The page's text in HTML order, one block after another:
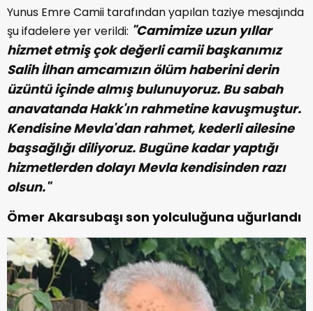
Yunus Emre Camii tarafından yapılan taziye mesajında
şu ifadelere yer verildi: "Camimize uzun yıllar
hizmet etmiş çok değerli camii başkanımız
Salih İlhan amcamızın ölüm haberini derin
üzüntü içinde almış bulunuyoruz. Bu sabah
anavatanda Hakk'ın rahmetine kavuşmuştur.
Kendisine Mevla'dan rahmet, kederli ailesine
başsağlığı diliyoruz. Bugüne kadar yaptığı
hizmetlerden dolayı Mevla kendisinden razı
olsun."
Ömer Akarsubaşı son yolculuğuna uğurlandı